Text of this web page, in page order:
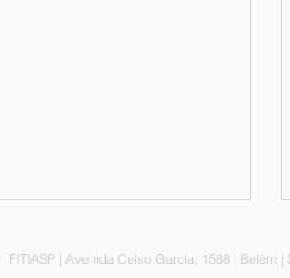
FITIASP | Avenida Celso Garcia, 1588 | Belém